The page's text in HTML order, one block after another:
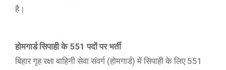
है।
होमगार्ड सिपाही के 551 पदों पर भर्ती
बिहार गृह रक्षा वाहिनी सेवा संवर्ग (होमगार्ड) में सिपाही के लिए 551